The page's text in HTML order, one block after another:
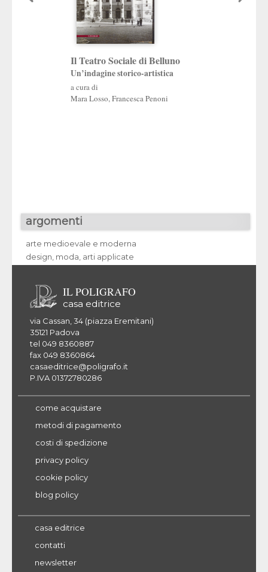
Il Teatro Sociale di Belluno
Un’indagine storico-artistica
a cura di
Mara Losso,Francesca Penoni
argomenti
arte medioevale e moderna
design, moda, arti applicate
IL POLIGRAFO
casa editrice
via Cassan, 34 (piazza Eremitani)
35121 Padova
tel 049 8360887
fax 049 8360864
casaeditrice@poligrafo.it
P.IVA 01372780286
come acquistare
metodi di pagamento
costi di spedizione
privacy policy
cookie policy
blog policy
casa editrice
contatti
newsletter